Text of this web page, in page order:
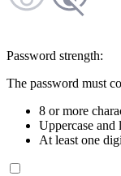
Password strength:
The password must
8 or more
Uppercase and
At least one